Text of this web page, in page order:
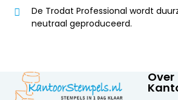
De Trodat Professional wordt
neutraal geproduceerd.
Over